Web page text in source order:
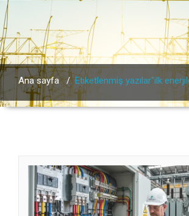
Ana sayfa/Etiketlenmiş yazılar"ilk